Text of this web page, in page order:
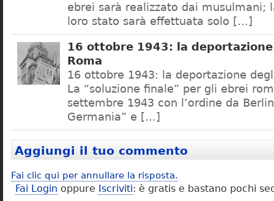
ebrei sarà realizzato dai musulmani;
loro stato sarà effettuata solo […]
16 ottobre 1943: la
Roma
16 ottobre 1943: la deportazione
La “soluzione finale” per gli ebrei
settembre 1943 con l’ordine da
Germania” e […]
Aggiungi il tuo commento
Fai clic qui per annullare la risposta.
Fai Login oppure Iscriviti: è gratis e bastano pochi